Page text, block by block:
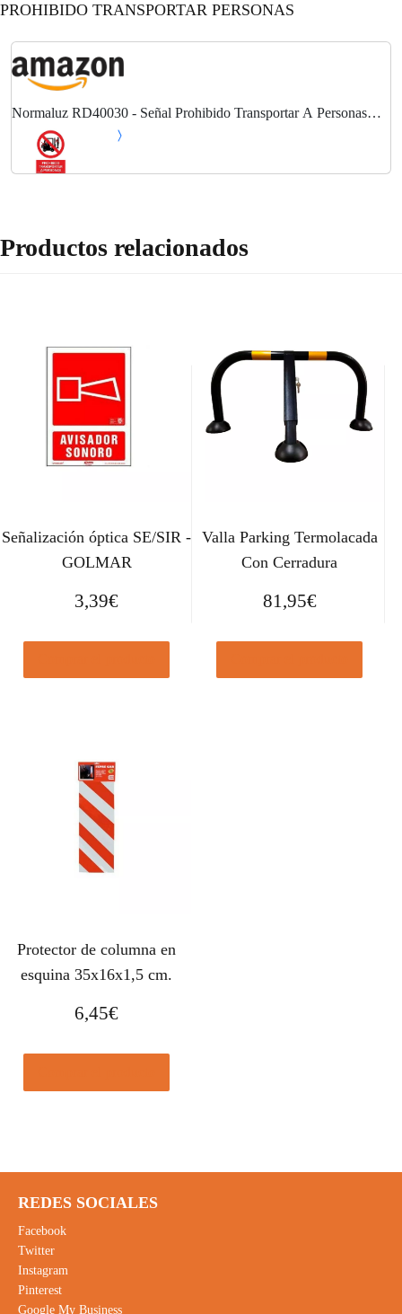
PROHIBIDO TRANSPORTAR PERSONAS
Normaluz RD40030 - Señal Prohibido Transportar A Personas
PVC Glasspack 0,7 mm 21x30 cm con CTE, RIPCI
Productos relacionados
Señalización óptica SE/SIR -
GOLMAR
3,39€
Valla Parking Termolacada
Con Cerradura
81,95€
Protector de columna en
esquina 35x16x1,5 cm.
6,45€
REDES SOCIALES
Facebook
Twitter
Instagram
Pinterest
Google My Business